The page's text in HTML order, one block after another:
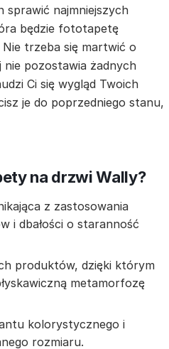
sprawić najmniejszych
będzie fototapetę
trzeba się martwić o
nie pozostawia żadnych
Ci się wygląd Twoich
je do poprzedniego stanu,
na drzwi Wally?
z zastosowania
i dbałości o staranność
produktów, dzięki którym
metamorfozę
kolorystycznego i
rozmiaru.